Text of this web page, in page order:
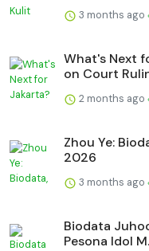
3 months ago
What's Next
on Court
2 months ago
Zhou Ye:
2026
3 months ago
Biodata
Pesona Idol